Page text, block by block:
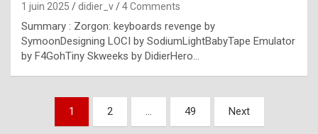
l
e
x
a
1 juin 2025 didier_v 4 Comments
Summary : Zorgon: keyboards revenge by
SymoonDesigning LOCI by SodiumLightBabyTape Emulator
by F4GohTiny Skweeks by DidierHero…
Pagination
1 2 … 49 Next